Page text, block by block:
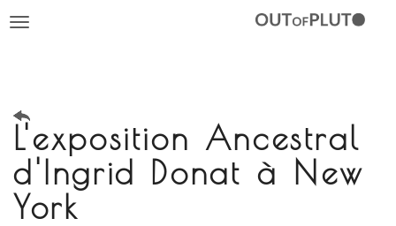
Toggle
L'exposition Ancestral
d'Ingrid Donat à New
York